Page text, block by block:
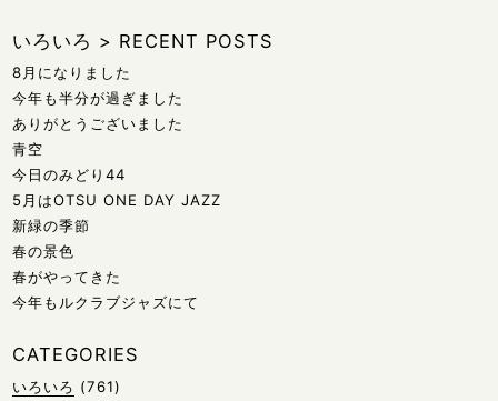
いろいろ > RECENT POSTS
8月になりました
今年も半分が過ぎました
ありがとうございました
青空
今日のみどり44
5月はOTSU ONE DAY JAZZ
新緑の季節
春の景色
春がやってきた
今年もルクラブジャズにて
CATEGORIES
いろいろ (761)